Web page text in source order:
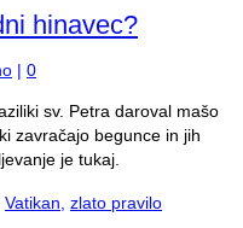
hinavec?
| 0
sv. Petra daroval mašo
zavračajo begunce in jih
je tukaj.
Vatikan, zlato pravilo